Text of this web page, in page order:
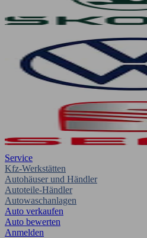
Service
Kfz-Werkstätten
Autohäuser und Händler
Autoteile-Händler
Autowaschanlagen
Auto verkaufen
Auto bewerten
Anmelden